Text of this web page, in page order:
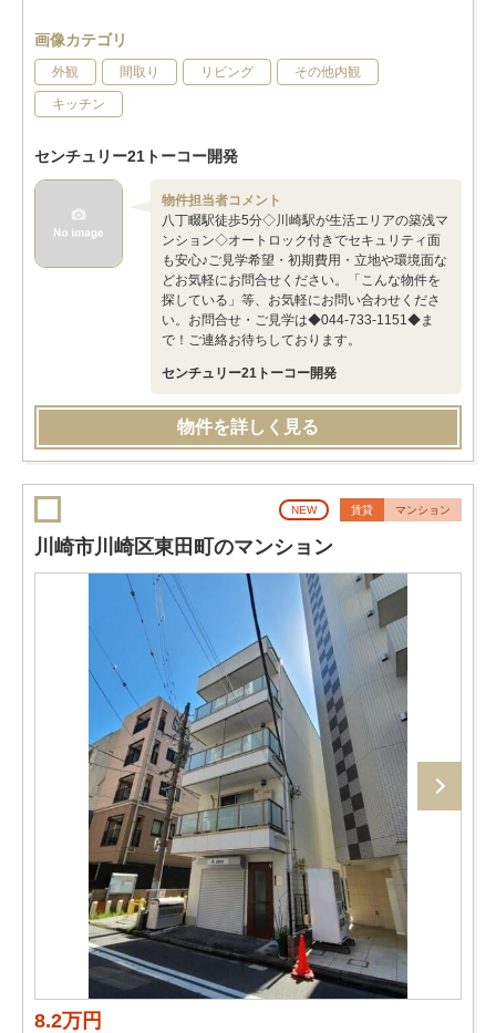
画像カテゴリ
外観 間取り リビング その他内観
キッチン
センチュリー21トーコー開発
物件担当者コメント
八丁畷駅徒歩5分◇川崎駅が生活エリアの築浅マ
ンション◇オートロック付きでセキュリティ面
も安心♪ご見学希望・初期費用・立地や環境面な
どお気軽にお問合せください。「こんな物件を
探している」等、お気軽にお問い合わせくださ
い。お問合せ・ご見学は◆044-733-1151◆ま
で！ご連絡お待ちしております。
センチュリー21トーコー開発
物件を詳しく見る
NEW 賃貸 マンション
川崎市川崎区東田町のマンション
8.2万円